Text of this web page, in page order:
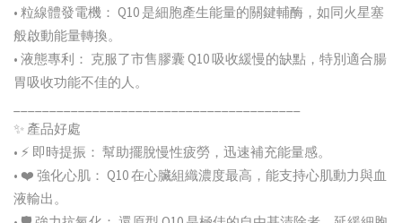
• 粒線體發電機： Q10 是細胞產生能量的關鍵輔酶，如同火星塞
般啟動能量轉換。
• 液態專利： 克服了市售膠囊 Q10 吸收緩慢的缺點，特別適合腸
胃吸收功能不佳的人。
✨ 產品好處
• ⚡ 即時提振： 幫助擺脫慢性疲勞，迅速補充能量感。
• ❤️ 強化心肌： Q10 在心臟組織濃度最高，能支持心肌動力與血
液輸出。